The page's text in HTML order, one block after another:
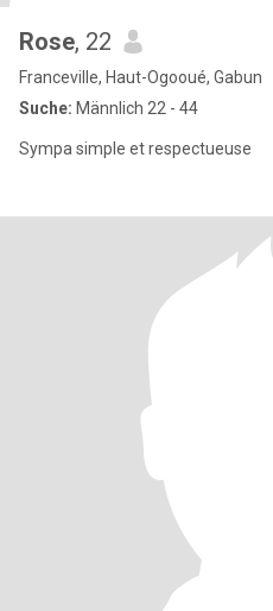
Rose, 22
Franceville, Haut-Ogooué, Gabun
Suche: Männlich 22 - 44
Sympa simple et respectueuse